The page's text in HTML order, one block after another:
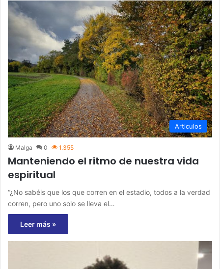
Articulos
Malga 0 1.355
Manteniendo el ritmo de nuestra vida
espiritual
“¿No sabéis que los que corren en el estadio, todos a la verdad
corren, pero uno solo se lleva el…
Leer más »